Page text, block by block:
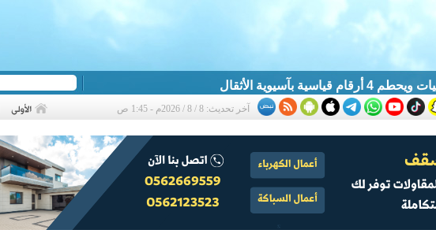
آخر تحديث: 8 / 8 / 2026م - 1:45 ص